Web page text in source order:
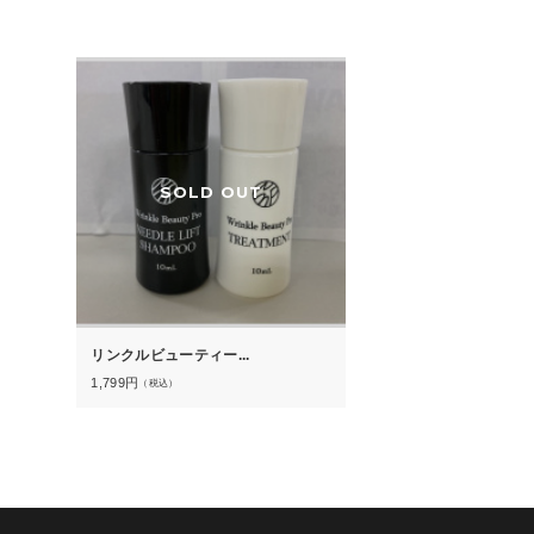
SOLD OUT
リンクルビューティー...
1,799円 （税込）